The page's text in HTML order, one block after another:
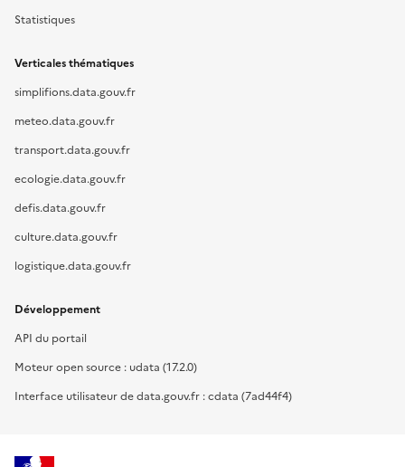
Statistiques
Verticales thématiques
simplifions.data.gouv.fr
meteo.data.gouv.fr
transport.data.gouv.fr
ecologie.data.gouv.fr
defis.data.gouv.fr
culture.data.gouv.fr
logistique.data.gouv.fr
Développement
API du portail
Moteur open source : udata (17.2.0)
Interface utilisateur de data.gouv.fr : cdata (7ad44f4)